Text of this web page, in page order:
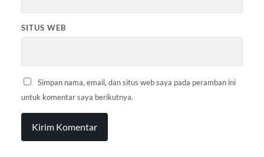
SITUS WEB
Simpan nama, email, dan situs web saya pada peramban ini
untuk komentar saya berikutnya.